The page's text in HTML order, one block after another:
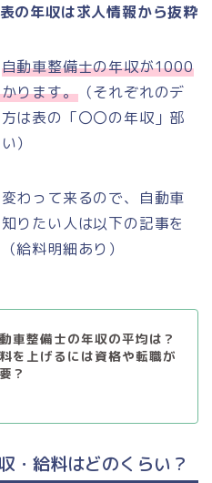
表の年収は求人情報から抜粋
自動車整備士の年収が1000
ります。（それぞれのデ
は表の「〇〇の年収」部
）
わって来るので、自動車
りたい人は以下の記事を
給料明細あり）
車整備士の年収の平均は？
を上げるには資格や転職が
？
・給料はどのくらい？